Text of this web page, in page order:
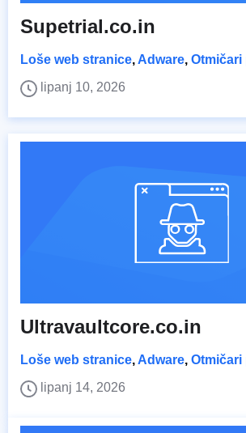
Supetrial.co.in
Loše web stranice, Adware, Otmičari
lipanj 10, 2026
Ultravaultcore.co.in
Loše web stranice, Adware, Otmičari
lipanj 14, 2026